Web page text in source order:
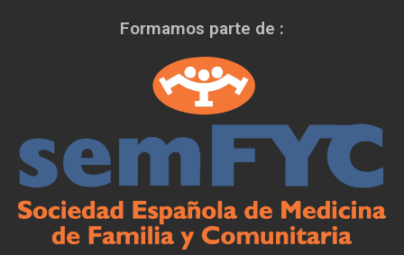
Formamos parte de :